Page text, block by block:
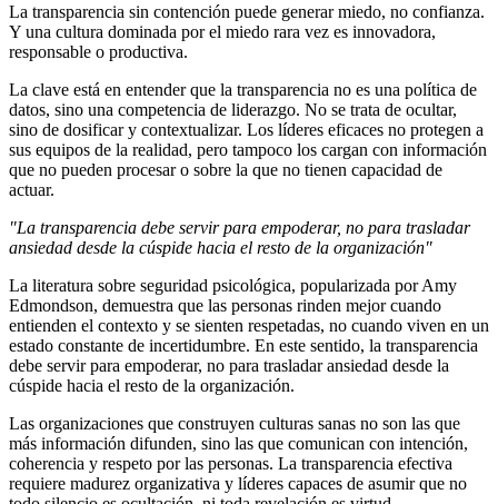
La transparencia sin contención puede generar miedo, no confianza.
Y una cultura dominada por el miedo rara vez es innovadora,
responsable o productiva.
La clave está en entender que la transparencia no es una política de
datos, sino una competencia de liderazgo. No se trata de ocultar,
sino de dosificar y contextualizar. Los líderes eficaces no protegen a
sus equipos de la realidad, pero tampoco los cargan con información
que no pueden procesar o sobre la que no tienen capacidad de
actuar.
"La transparencia debe servir para empoderar, no para trasladar
ansiedad desde la cúspide hacia el resto de la organización"
La literatura sobre seguridad psicológica, popularizada por Amy
Edmondson, demuestra que las personas rinden mejor cuando
entienden el contexto y se sienten respetadas, no cuando viven en un
estado constante de incertidumbre. En este sentido, la transparencia
debe servir para empoderar, no para trasladar ansiedad desde la
cúspide hacia el resto de la organización.
Las organizaciones que construyen culturas sanas no son las que
más información difunden, sino las que comunican con intención,
coherencia y respeto por las personas. La transparencia efectiva
requiere madurez organizativa y líderes capaces de asumir que no